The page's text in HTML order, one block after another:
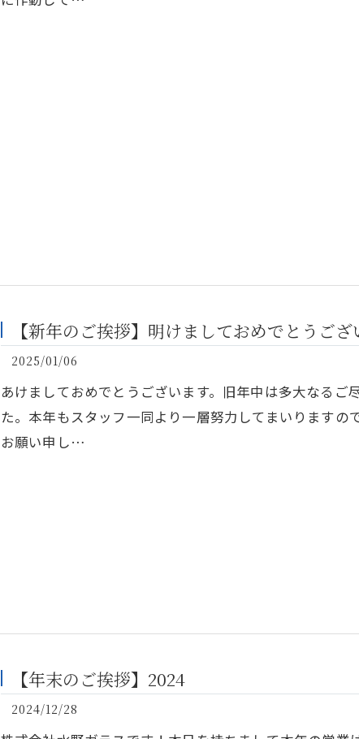
【新年のご挨拶】明けましておめでとうござ
2025/01/06
あけましておめでとうございます。旧年中は多大なるご
た。本年もスタッフ一同より一層努力してまいりますの
お願い申し…
【年末のご挨拶】2024
2024/12/28